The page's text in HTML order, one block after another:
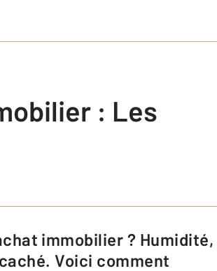
: Les
Voici comment